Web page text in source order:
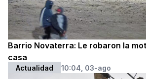
Barrio Novaterra: Le robaron la
casa
Actualidad 10:04, 03-ago